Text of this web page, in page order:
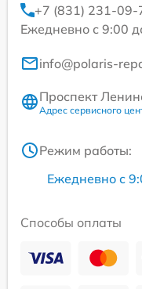
+7 (831) 231-09-
Ежедневно с 9:00
info@polaris-
Проспект
Адрес сервисного
Режим работы:
Ежедневно с
Способы оплаты